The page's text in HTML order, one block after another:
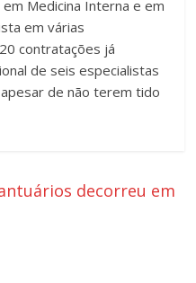
Medicina Interna e em
em várias
contratações já
de seis especialistas
de não terem tido
decorreu em